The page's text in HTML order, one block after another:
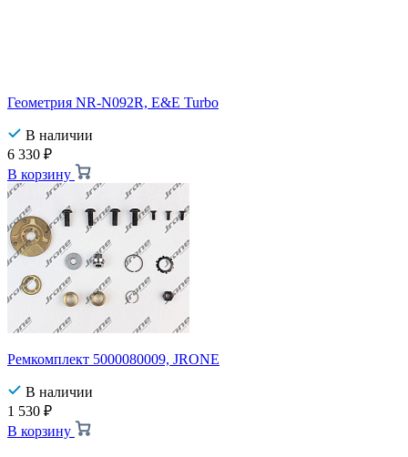
Геометрия NR-N092R, E&E Turbo
В наличии
6 330 ₽
В корзину
Ремкомплект 5000080009, JRONE
В наличии
1 530 ₽
В корзину